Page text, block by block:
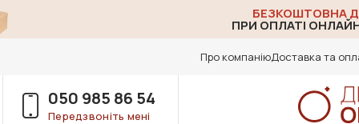
БЕЗКОШТОВНА
ПРИ ОПЛАТІ
Про компаніюДоставка та
050 985 86 54
Передзвоніть мені